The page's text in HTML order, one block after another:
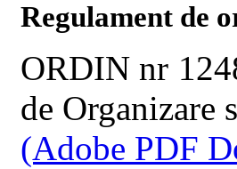
Regulament de
ORDIN nr
de
(Adobe PDF